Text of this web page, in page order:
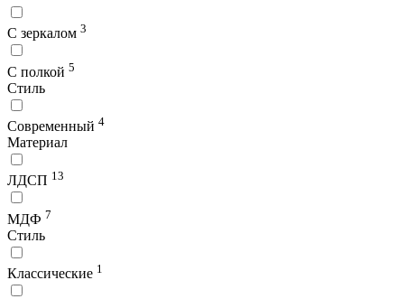
С зеркалом 3
С полкой 5
Стиль
Современный 4
Материал
ЛДСП 13
МДФ 7
Стиль
Классические 1